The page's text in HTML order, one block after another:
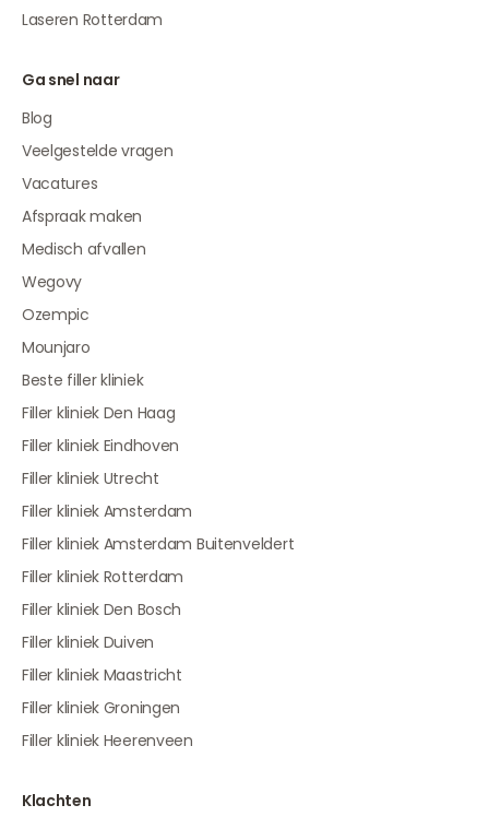
Laseren Rotterdam
Ga snel naar
Blog
Veelgestelde vragen
Vacatures
Afspraak maken
Medisch afvallen
Wegovy
Ozempic
Mounjaro
Beste filler kliniek
Filler kliniek Den Haag
Filler kliniek Eindhoven
Filler kliniek Utrecht
Filler kliniek Amsterdam
Filler kliniek Amsterdam Buitenveldert
Filler kliniek Rotterdam
Filler kliniek Den Bosch
Filler kliniek Duiven
Filler kliniek Maastricht
Filler kliniek Groningen
Filler kliniek Heerenveen
Klachten